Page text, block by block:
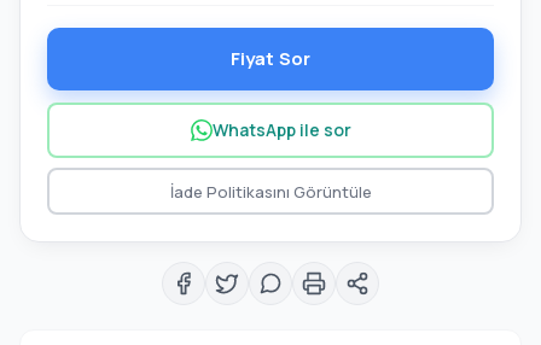
Fiyat Sor
WhatsApp ile sor
İade Politikasını Görüntüle